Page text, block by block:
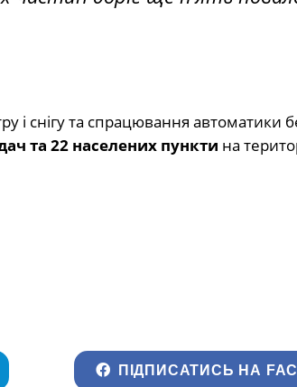
і снігу та спрацювання автоматики
та 22 населених пункти на
ПІДПИСАТИСЬ НА